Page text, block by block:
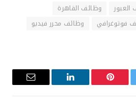
وظائف القاهرة
فوتوغرافي
وظائف محرر فيديو
بينتيريست لينكدإن
البريد